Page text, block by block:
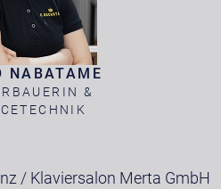
NABATAME
&
/ Klaviersalon Merta GmbH